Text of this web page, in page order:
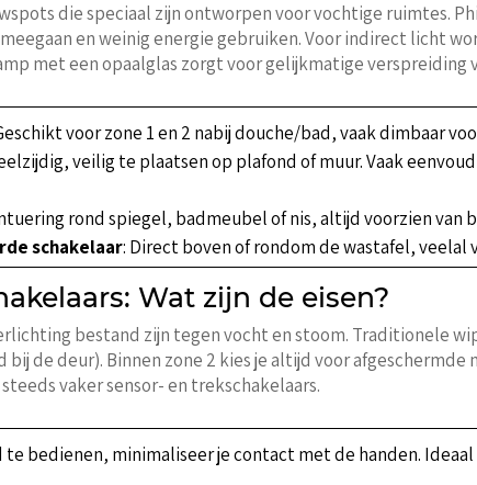
die speciaal zijn ontworpen voor vochtige ruimtes.
en weinig energie gebruiken. Voor indirect licht
met een opaalglas zorgt voor gelijkmatige verspreiding
voor zone 1 en 2 nabij douche/bad, vaak dimbaar
veilig te plaatsen op plafond of muur. Vaak
rond spiegel, badmeubel of nis, altijd voorzien van
schakelaar: Direct boven of rondom de wastafel, veelal
Wat zijn de eisen?
bestand zijn tegen vocht en stoom. Traditionele
de deur). Binnen zone 2 kies je altijd voor afgeschermde
vaker sensor- en trekschakelaars.
te bedienen, minimaliseer je contact met de handen.